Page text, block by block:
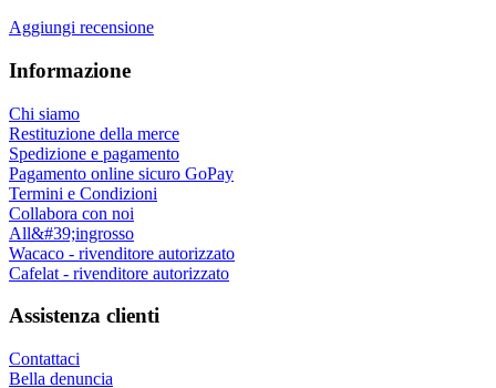
Aggiungi recensione
Informazione
Chi siamo
Restituzione della merce
Spedizione e pagamento
Pagamento online sicuro GoPay
Termini e Condizioni
Collabora con noi
All&#39;ingrosso
Wacaco - rivenditore autorizzato
Cafelat - rivenditore autorizzato
Assistenza clienti
Contattaci
Bella denuncia